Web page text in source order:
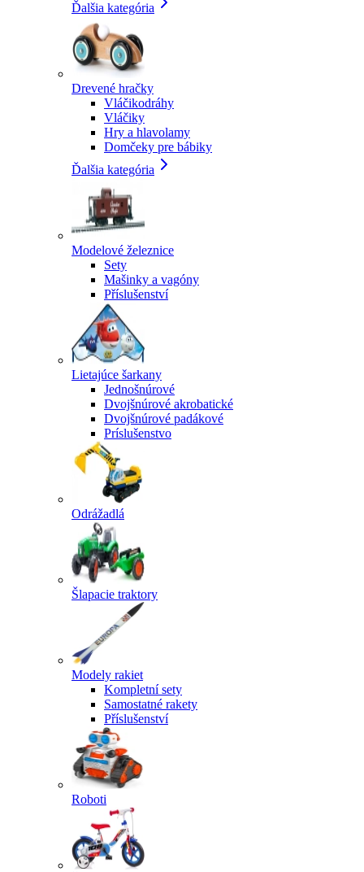
Ďalšia kategória
Drevené hračky
Vláčikodráhy
Vláčiky
Hry a hlavolamy
Domčeky pre bábiky
Ďalšia kategória
Modelové železnice
Sety
Mašinky a vagóny
Příslušenství
Lietajúce šarkany
Jednošnúrové
Dvojšnúrové akrobatické
Dvojšnúrové padákové
Príslušenstvo
Odrážadlá
Šlapacie traktory
Modely rakiet
Kompletní sety
Samostatné rakety
Příslušenství
Roboti